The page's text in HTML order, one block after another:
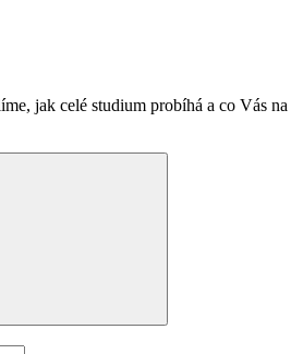
jak celé studium probíhá a co Vás na